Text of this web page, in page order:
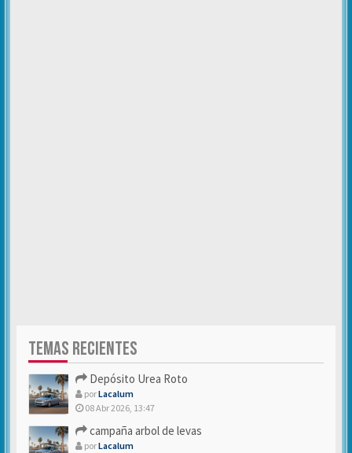
TEMAS RECIENTES
Depósito Urea Roto
porLacalum
08 Abr 2026, 13:47
campaña arbol de levas
porLacalum